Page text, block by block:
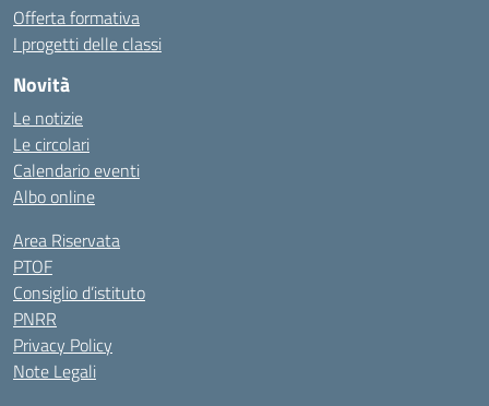
Offerta formativa
I progetti delle classi
Novità
Le notizie
Le circolari
Calendario eventi
Albo online
Area Riservata
PTOF
Consiglio d’istituto
PNRR
Privacy Policy
Note Legali